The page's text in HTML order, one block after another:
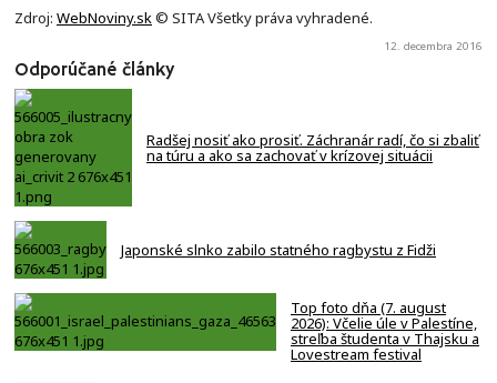
Zdroj: WebNoviny.sk© SITA Všetky práva vyhradené.
12. decembra 2016
Odporúčané články
Radšej nosiť ako prosiť. Záchranár radí, čo si zbaliť
na túru a ako sa zachovať v krízovej situácii
Japonské slnko zabilo statného ragbystu z Fidži
Top foto dňa (7. august
2026): Včelie úle v Palestíne,
streľba študenta v Thajsku a
Lovestream festival